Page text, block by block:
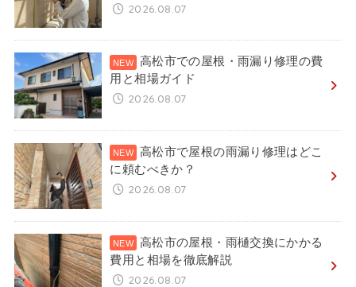
2026.08.07
高松市での屋根・雨漏り修理の費
用と相場ガイド
2026.08.07
高松市で屋根の雨漏り修理はどこ
に頼むべきか？
2026.08.07
高松市の屋根・雨樋交換にかかる
費用と相場を徹底解説
2026.08.07